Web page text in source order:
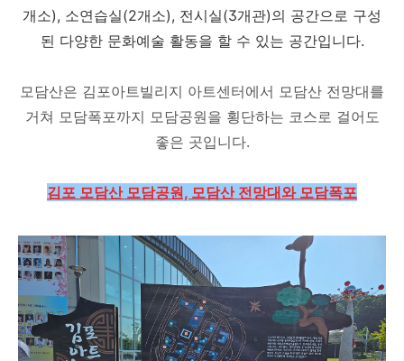
개소), 소연습실(2개소), 전시실(3개관)의 공간으로 구성
된 다양한 문화예술 활동을 할 수 있는 공간입니다.
모담산은 김포아트빌리지 아트센터에서 모담산 전망대를
거쳐 모담폭포까지 모담공원을 횡단하는 코스로 걸어도
좋은 곳입니다.
김포 모담산 모담공원, 모담산 전망대와 모담폭포